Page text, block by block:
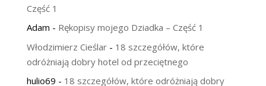
Część 1
Adam - Rękopisy mojego Dziadka – Część 1
Włodzimierz Cieślar- 18 szczegółów, które
odróżniają dobry hotel od przeciętnego
hulio69 - 18 szczegółów, które odróżniają dobry